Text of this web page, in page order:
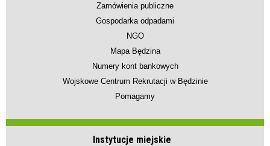
Zamówienia publiczne
Gospodarka odpadami
NGO
Mapa Będzina
Numery kont bankowych
Wojskowe Centrum Rekrutacji w Będzinie
Pomagamy
Instytucje miejskie